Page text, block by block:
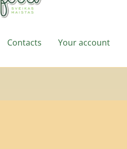
Contacts Your account